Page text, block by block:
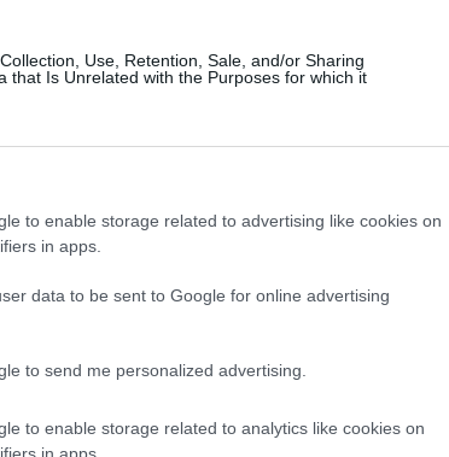
Use, Retention, Sale, and/or Sharing
that Is Unrelated with the Purposes for which it
to enable storage related to advertising like cookies on
in apps.
data to be sent to Google for online advertising
to send me personalized advertising.
to enable storage related to analytics like cookies on